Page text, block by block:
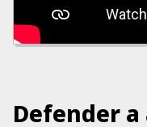
Defender